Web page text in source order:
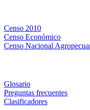
Censo 2010
Censo Económico
Censo Nacional
Glosario
Preguntas frecuentes
Clasificadores